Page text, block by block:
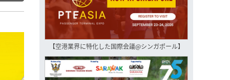
【空港業界に特化した国際会議@シンガポール】